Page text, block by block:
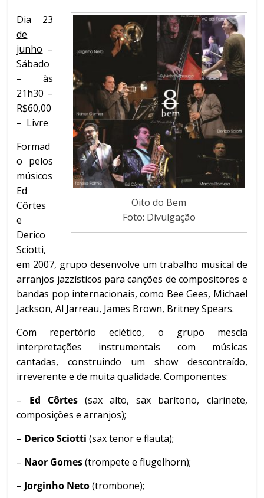
Oito do Bem
Foto: Divulgação
Dia 23
de
junho –
Sábado
– às
21h30 –
R$60,00
– Livre
Formad
o pelos
músicos
Ed
Côrtes
e
Derico
Sciotti,
em 2007, grupo desenvolve um trabalho musical de
arranjos jazzísticos para canções de compositores e
bandas pop internacionais, como Bee Gees, Michael
Jackson, Al Jarreau, James Brown, Britney Spears.
Com repertório eclético, o grupo mescla
interpretações instrumentais com músicas
cantadas, construindo um show descontraído,
irreverente e de muita qualidade. Componentes:
– Ed Côrtes(sax alto, sax barítono, clarinete,
composições e arranjos);
– Derico Sciotti (sax tenor e flauta);
– Naor Gomes(trompete e flugelhorn);
– Jorginho Neto(trombone);